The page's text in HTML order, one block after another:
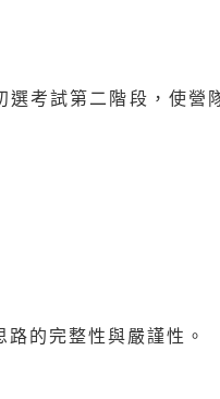
考試第二階段，使營
的完整性與嚴謹性。